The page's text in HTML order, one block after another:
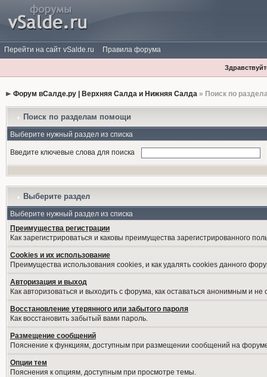
Перейти на сайт vSalde.ru Правила форума
Форум вСалде.ру | Верхняя Салда и Нижняя Салда» Поиск по
Поиск по разделам помощи
Выберите нужный раздел из списка
Введите ключевые слова для поиска
Выберите раздел
Выберите нужный раздел из списка
Преимущества регистрации
Как зарегистрироваться и каковы преимущества зарегистрированного
Cookies и их использование
Преимущества использования cookies, и как удалять cookies данного
Авторизация и выход
Как авторизоваться и выходить с форума, как оставаться анонимным и
Восстановление утерянного или забытого пароля
Как восстановить забытый вами пароль.
Размещение сообщений
Пояснение к функциям, доступным при размещении сообщений на
Опции тем
Пояснения к опциям, доступным при просмотре темы.